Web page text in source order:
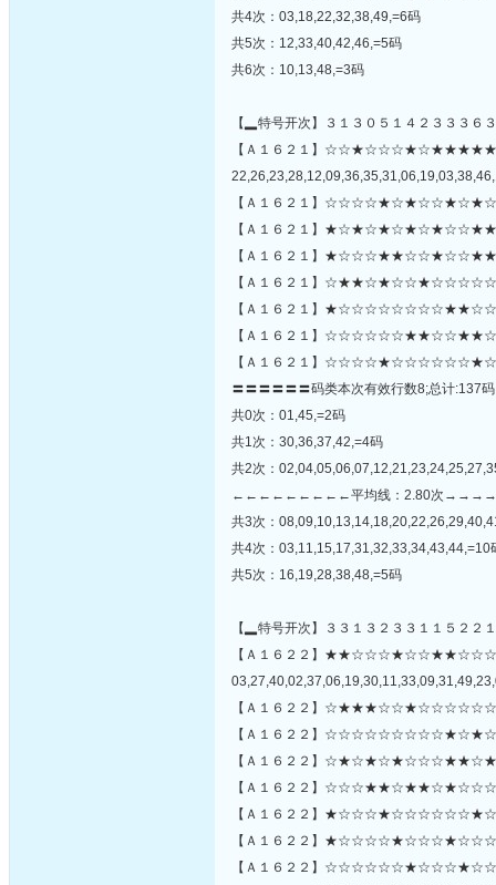
共4次：03,18,22,32,38,49,=6码
共5次：12,33,40,42,46,=5码
共6次：10,13,48,=3码
【▂特号开次】３１３０５１４２３３３６
【Ａ１６２１】
【Ａ１６２１】
【Ａ１６２１】
【Ａ１６２１】
【Ａ１６２１】
【Ａ１６２１】
【Ａ１６２１】
【Ａ１６２１】
〓〓〓〓〓〓码类本次有效行数8;总计:137
共0次：01,45,=2码
共1次：30,36,37,42,=4码
共2次：
←←←←←←←←←平均线：2.80次
共3次：
共4次：03,11,15,17,31,32,33,34,43,44,=10
共5次：16,19,28,38,48,=5码
【▂特号开次】３３１３２３３１１５２２
【Ａ１６２２】
【Ａ１６２２】
【Ａ１６２２】
【Ａ１６２２】
【Ａ１６２２】
【Ａ１６２２】
【Ａ１６２２】
【Ａ１６２２】